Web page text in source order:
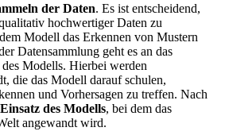
der Daten. Es ist entscheidend,
hochwertiger Daten zu
Modell das Erkennen von Mustern
Datensammlung geht es an das
des Modells. Hierbei werden
die das Modell darauf schulen,
und Vorhersagen zu treffen. Nach
Einsatz des Modells, bei dem das
angewandt wird.